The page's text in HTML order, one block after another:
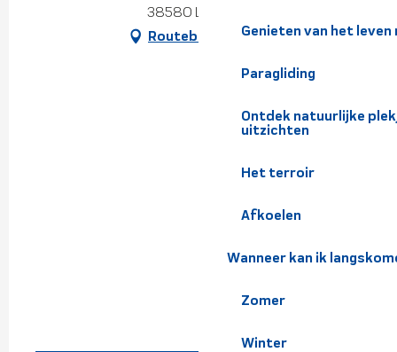
Genieten van het
Paragliding
Ontdek natuurlijke
uitzichten
Het terroir
Afkoelen
Wanneer kan ik
Zomer
Winter
38580 Le Collet
Routebeschrijving